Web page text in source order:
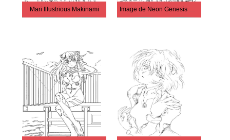
Mari Illustrious Makinami Image de Neon Genesis Evangelion